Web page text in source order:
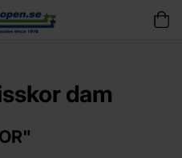
dam